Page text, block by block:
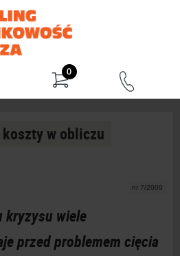
0
w obliczu
nr 7/2009
kryzysu wiele
przed problemem cięcia